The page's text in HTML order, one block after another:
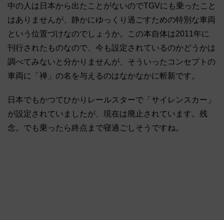
中の人は日本から出たことがないのでTGVにも乗ったこと
はありませんが、静かにゆっくり過ごすための特別な車両
という位置づけなのでしょうか。この本自体は2011年に
刊行されたものなので、今も設定されているのかどうかは
調べてみないと分かりませんが、そういったコンセプトの
車両に「禅」の名を与えるのはなかなかに斬新です。
日本でもかつてひかりレールスターで「サイレンスカー」
が設定されていましたが、現在は廃止されています。残
念。でも乗ったら終点まで寝過ごしそうですね。